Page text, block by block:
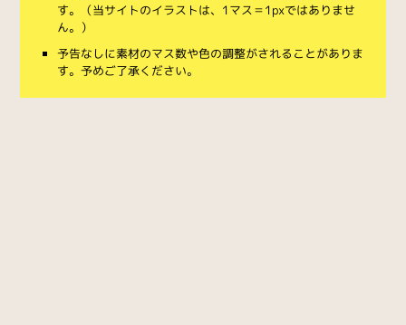
す。（当サイトのイラストは、1マス＝1pxではありませ
ん。）
予告なしに素材のマス数や色の調整がされることがありま
す。予めご了承ください。